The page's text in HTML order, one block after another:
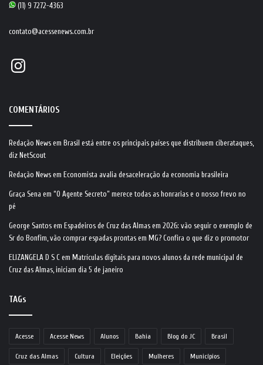
(11) 9 7272-4363
contato@acessenews.com.br
Instagram
COMENTÁRIOS
Redação News em Brasil está entre os principais países que distribuem ciberataques,
diz NetScout
Redação News em Economista avalia desaceleração da economia brasileira
Graça Sena em “O Agente Secreto” merece todas as honrarias e o nosso frevo no
pé
George Santos em Espadeiros de Cruz das Almas em 2026: vão seguir o exemplo de
Sr do Bonfim, vão comprar espadas prontas em MG? Confira o que diz o promotor
ELIZANGELA D S C em Matrículas digitais para novos alunos da rede municipal de
Cruz das Almas, iniciam dia 5 de janeiro
TAGs
Acesse Acesse News Alunos Bahia Blog do JC Brasil
Cruz das Almas Cultura Eleições Mulheres Municípios